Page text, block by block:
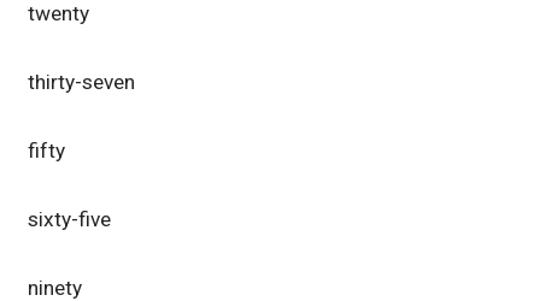
twenty
thirty-seven
fifty
sixty-five
ninety